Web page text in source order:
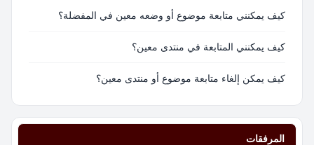
كيف يمكنني متابعة موضوع أو وضعه معين في المفضلة؟
كيف يمكنني المتابعة في منتدى معين؟
كيف يمكن إلغاء متابعة موضوع أو منتدى معين؟
المرفقات